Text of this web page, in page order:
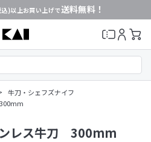
)以上お買い上げで送料無料！
牛刀・シェフズナイフ
レス牛刀 300mm